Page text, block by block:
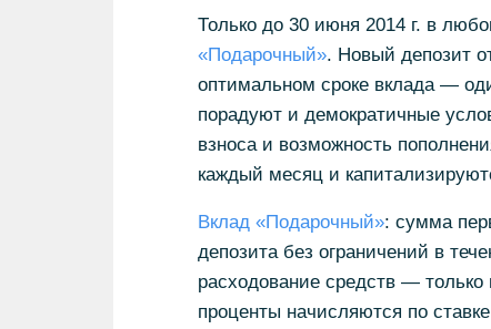
Только до 30 июня 2014 г. в
«Подарочный». Новый депозит
оптимальном сроке вклада —
порадуют и демократичные
взноса и возможность
каждый месяц и
Вклад «Подарочный»: сумма
депозита без ограничений в
расходование средств —
проценты начисляются по